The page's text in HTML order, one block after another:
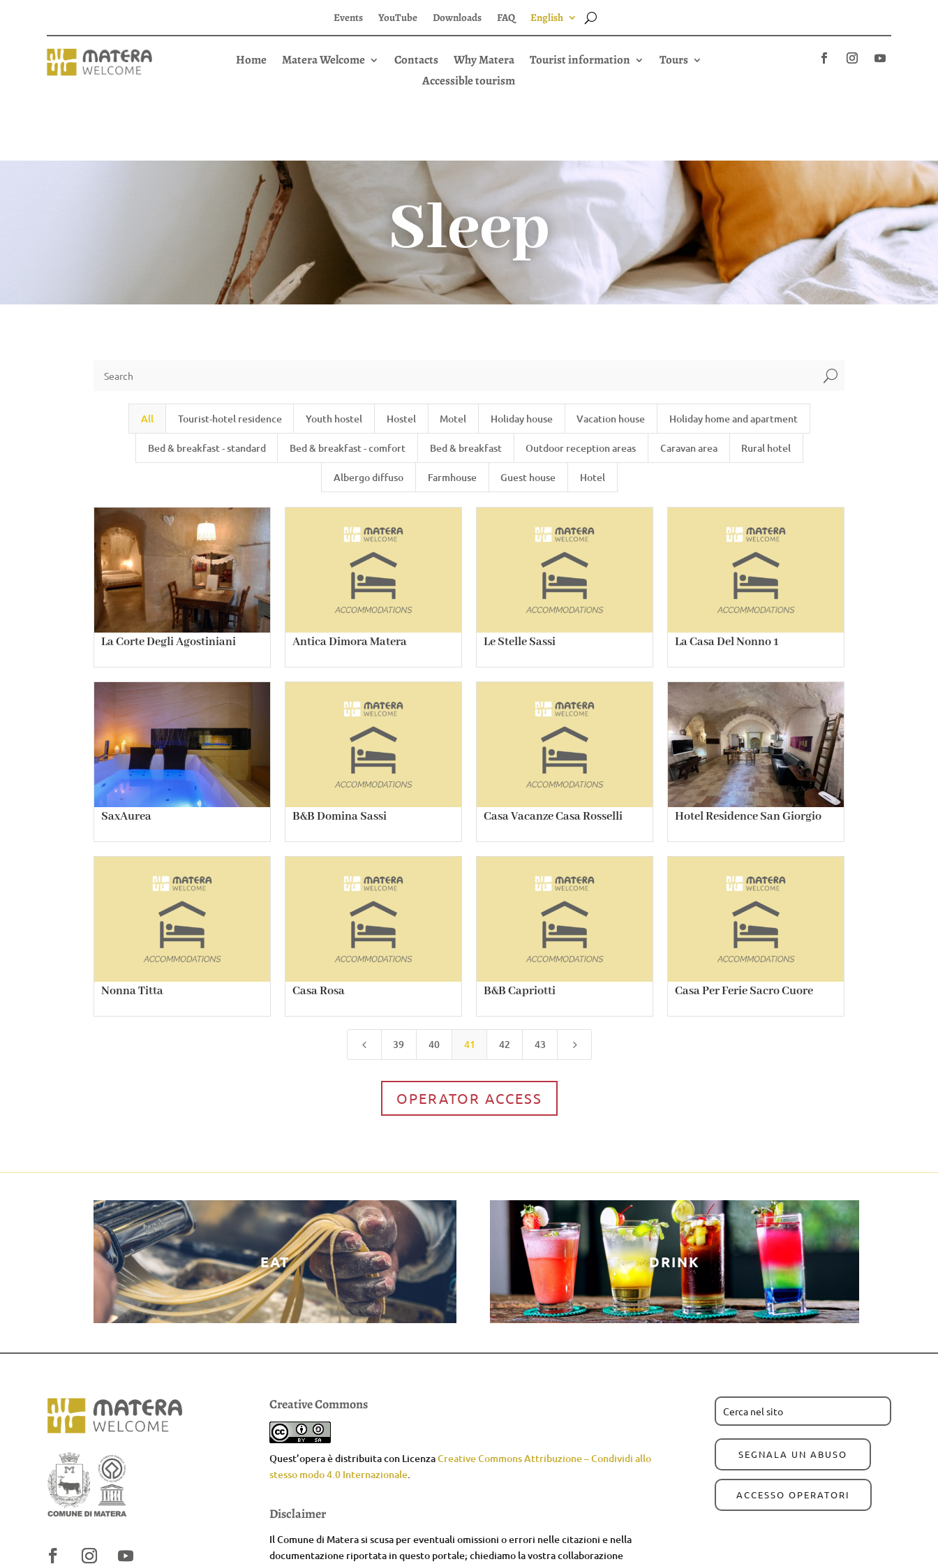
Events YouTube Downloads FAQ English
Home Matera Welcome Contacts Why Matera Tourist information
Tours
Accessible tourism
Sleep
U
All Tourist-hotel residence Youth hostel Hostel Motel Holiday house Vacation house Holiday home and apartment
Bed & breakfast - standard Bed & breakfast - comfort Bed & breakfast Outdoor reception areas Caravan area Rural hotel
Albergo diffuso Farmhouse Guest house Hotel
La Corte Degli Agostiniani Antica Dimora Matera Le Stelle Sassi La Casa Del Nonno 1
SaxAurea B&B Domina Sassi Casa Vacanze Casa Rosselli Hotel Residence San Giorgio
Nonna Titta Casa Rosa B&B Capriotti Casa Per Ferie Sacro Cuore
4 39 40 41 42 43 5
OPERATOR ACCESS
EAT DRINK
Creative Commons
Quest’opera è distribuita con LicenzaCreative Commons Attribuzione – Condividi allo
stesso modo 4.0 Internazionale.
Disclaimer
Il Comune di Matera si scusa per eventuali omissioni o errori nelle citazioni e nella
documentazione riportata in questo portale; chiediamo la vostra collaborazione
SEGNALA UN ABUSO
ACCESSO OPERATORI